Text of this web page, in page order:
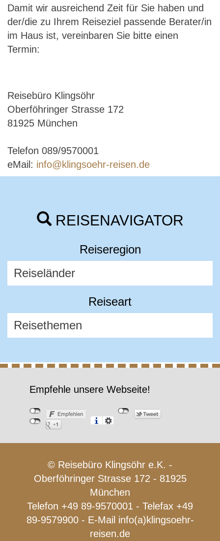
Damit wir ausreichend Zeit für Sie haben und
der/die zu Ihrem Reiseziel passende Berater/in
im Haus ist, vereinbaren Sie bitte einen
Termin:
Reisebüro Klingsöhr
Oberföhringer Strasse 172
81925 München
Telefon 089/9570001
eMail: info@klingsoehr-reisen.de
REISENAVIGATOR
Reiseregion
Reiseart
Empfehle unsere Webseite!
© Reisebüro Klingsöhr e.K. -
Oberföhringer Strasse 172 - 81925
München
Telefon +49 89-9570001 - Telefax +49
89-9579900 - E-Mail info(a)klingsoehr-
reisen.de